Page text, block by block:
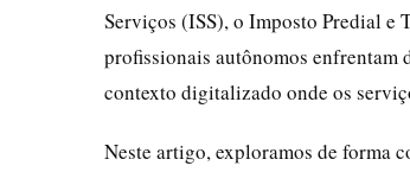
Serviços (ISS), o Imposto Predial e
profissionais autônomos enfrentam
contexto digitalizado onde os
Neste artigo, exploramos de forma